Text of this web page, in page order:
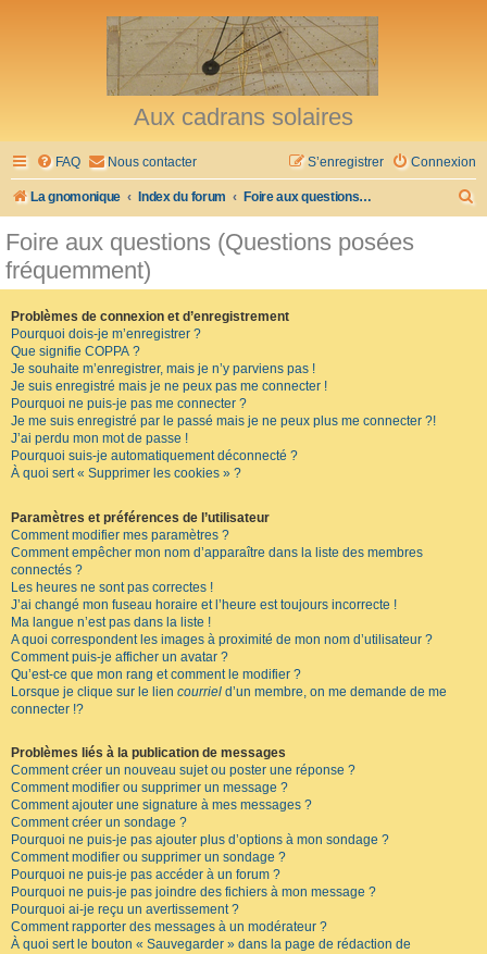
Aux cadrans solaires
FAQ Nous contacter Connexion
S’enregistrer
La gnomonique Index du forum Foire aux questions (Questions posées fréquemment)
Foire aux questions (Questions posées
fréquemment)
Problèmes de connexion et d’enregistrement
Pourquoi dois-je m’enregistrer ?
Que signifie COPPA ?
Je souhaite m’enregistrer, mais je n’y parviens pas !
Je suis enregistré mais je ne peux pas me connecter !
Pourquoi ne puis-je pas me connecter ?
Je me suis enregistré par le passé mais je ne peux plus me connecter ?!
J’ai perdu mon mot de passe !
Pourquoi suis-je automatiquement déconnecté ?
À quoi sert « Supprimer les cookies » ?
Paramètres et préférences de l’utilisateur
Comment modifier mes paramètres ?
Comment empêcher mon nom d’apparaître dans la liste des membres
connectés ?
Les heures ne sont pas correctes !
J’ai changé mon fuseau horaire et l’heure est toujours incorrecte !
Ma langue n’est pas dans la liste !
A quoi correspondent les images à proximité de mon nom d’utilisateur ?
Comment puis-je afficher un avatar ?
Qu’est-ce que mon rang et comment le modifier ?
Lorsque je clique sur le lien courriel d’un membre, on me demande de me
connecter !?
Problèmes liés à la publication de messages
Comment créer un nouveau sujet ou poster une réponse ?
Comment modifier ou supprimer un message ?
Comment ajouter une signature à mes messages ?
Comment créer un sondage ?
Pourquoi ne puis-je pas ajouter plus d’options à mon sondage ?
Comment modifier ou supprimer un sondage ?
Pourquoi ne puis-je pas accéder à un forum ?
Pourquoi ne puis-je pas joindre des fichiers à mon message ?
Pourquoi ai-je reçu un avertissement ?
Comment rapporter des messages à un modérateur ?
À quoi sert le bouton « Sauvegarder » dans la page de rédaction de